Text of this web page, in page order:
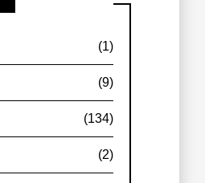
(1)
(9)
(134)
(2)